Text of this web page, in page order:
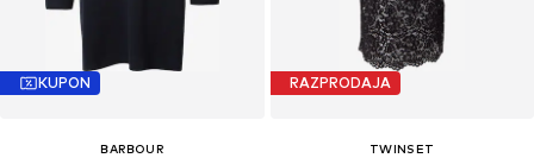
KUPON
BARBOUR
RAZPRODAJA
TWINSET